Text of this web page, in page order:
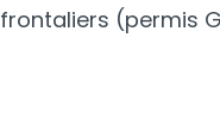
frontaliers (permis